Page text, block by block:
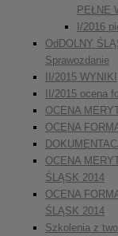
PEŁNE
I/2016
OdDOLNY
Sprawozdanie
II/2015 WYNIKI
II/2015 ocena
OCENA
OCENA
OCENA
ŚLĄSK 2014
OCENA
ŚLĄSK 2014
Szkolenia z